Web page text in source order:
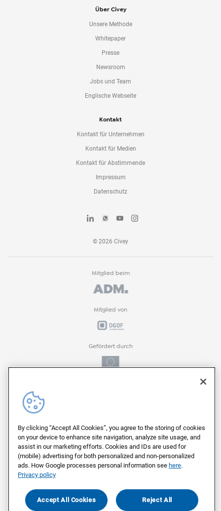
Über Civey
Unsere Methode
Whitepaper
Presse
Newsroom
Jobs und Team
Englische Webseite
Kontakt
Kontakt für Unternehmen
Kontakt für Medien
Kontakt für Abstimmende
Impressum
Datenschutz
© 2026 Civey
Mitglied beim
Mitglied von
Gefördert durch
Auf deutschen Servern von
Als Arbeitgeber ausgezeichnet von
By clicking “Accept All Cookies”, you agree to the storing of cookies
on your device to enhance site navigation, analyze site usage, and
assist in our marketing efforts. Cookies and IDs are used for
(mobile) advertising for both personalized and non-personalized
ads. How Google processes personal information see here.
Privacy policy
Accept All Cookies Reject All